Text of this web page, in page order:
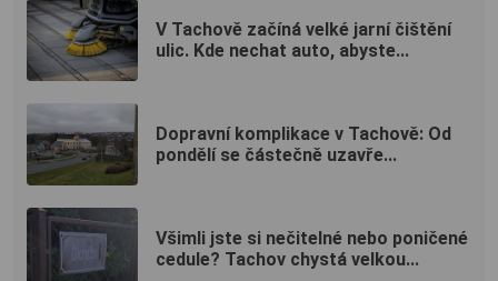
V Tachově začíná velké jarní čištění
ulic. Kde nechat auto, abyste...
Dopravní komplikace v Tachově: Od
pondělí se částečně uzavře...
Všimli jste si nečitelné nebo poničené
cedule? Tachov chystá velkou...